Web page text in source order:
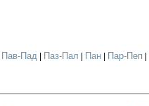
Пав-Пад Паз-Пал Пан Пар-Пеп